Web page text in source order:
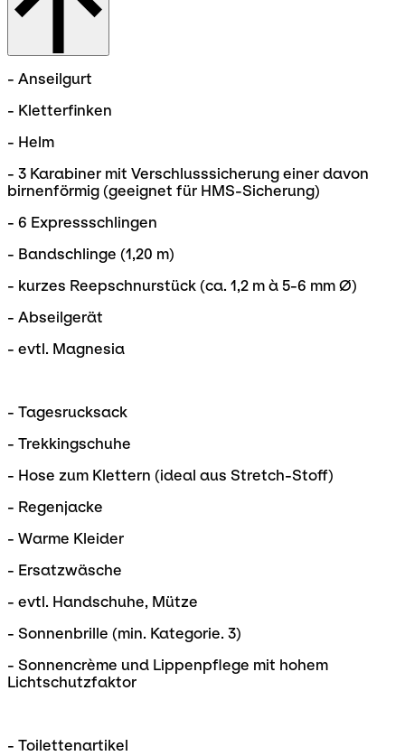
- Anseilgurt
- Kletterfinken
- Helm
- 3 Karabiner mit Verschlusssicherung einer davon
birnenförmig (geeignet für HMS-Sicherung)
- 6 Expressschlingen
- Bandschlinge (1,20 m)
- kurzes Reepschnurstück (ca. 1,2 m à 5-6 mm Ø)
- Abseilgerät
- evtl. Magnesia
- Tagesrucksack
- Trekkingschuhe
- Hose zum Klettern (ideal aus Stretch-Stoff)
- Regenjacke
- Warme Kleider
- Ersatzwäsche
- evtl. Handschuhe, Mütze
- Sonnenbrille (min. Kategorie. 3)
- Sonnencrème und Lippenpflege mit hohem
Lichtschutzfaktor
- Toilettenartikel